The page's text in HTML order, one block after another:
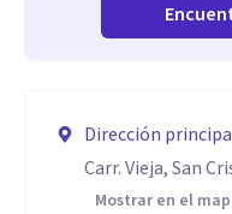
Dirección
Carr. Vieja, San
Mostrar en el